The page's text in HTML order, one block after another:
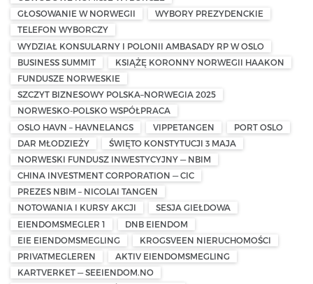
GŁOSOWANIE W NORWEGII
WYBORY PREZYDENCKIE
TELEFON WYBORCZY
WYDZIAŁ KONSULARNY I POLONII AMBASADY RP W OSLO
BUSINESS SUMMIT
KSIĄŻĘ KORONNY NORWEGII HAAKON
FUNDUSZE NORWESKIE
SZCZYT BIZNESOWY POLSKA–NORWEGIA 2025
NORWESKO-POLSKO WSPÓŁPRACA
OSLO HAVN – HAVNELANGS
VIPPETANGEN
PORT OSLO
DAR MŁODZIEŻY
ŚWIĘTO KONSTYTUCJI 3 MAJA
NORWESKI FUNDUSZ INWESTYCYJNY — NBIM
CHINA INVESTMENT CORPORATION — CIC
PREZES NBIM – NICOLAI TANGEN
NOTOWANIA I KURSY AKCJI
SESJA GIEŁDOWA
EIENDOMSMEGLER 1
DNB EIENDOM
EIE EIENDOMSMEGLING
KROGSVEEN NIERUCHOMOŚCI
PRIVATMEGLEREN
AKTIV EIENDOMSMEGLING
KARTVERKET — SEEIENDOM.NO